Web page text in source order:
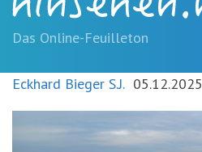
(Accesskey
'1')Zur
springen
Suche
Das Online-Feuilleton
Eckhard Bieger S.J. 05.12.2025